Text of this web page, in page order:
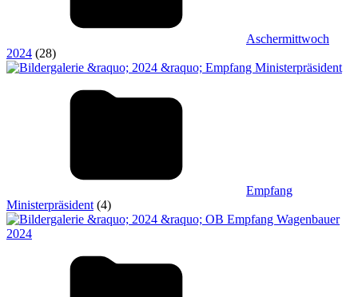
Aschermittwoch
2024 (28)
Empfang
Ministerpräsident (4)